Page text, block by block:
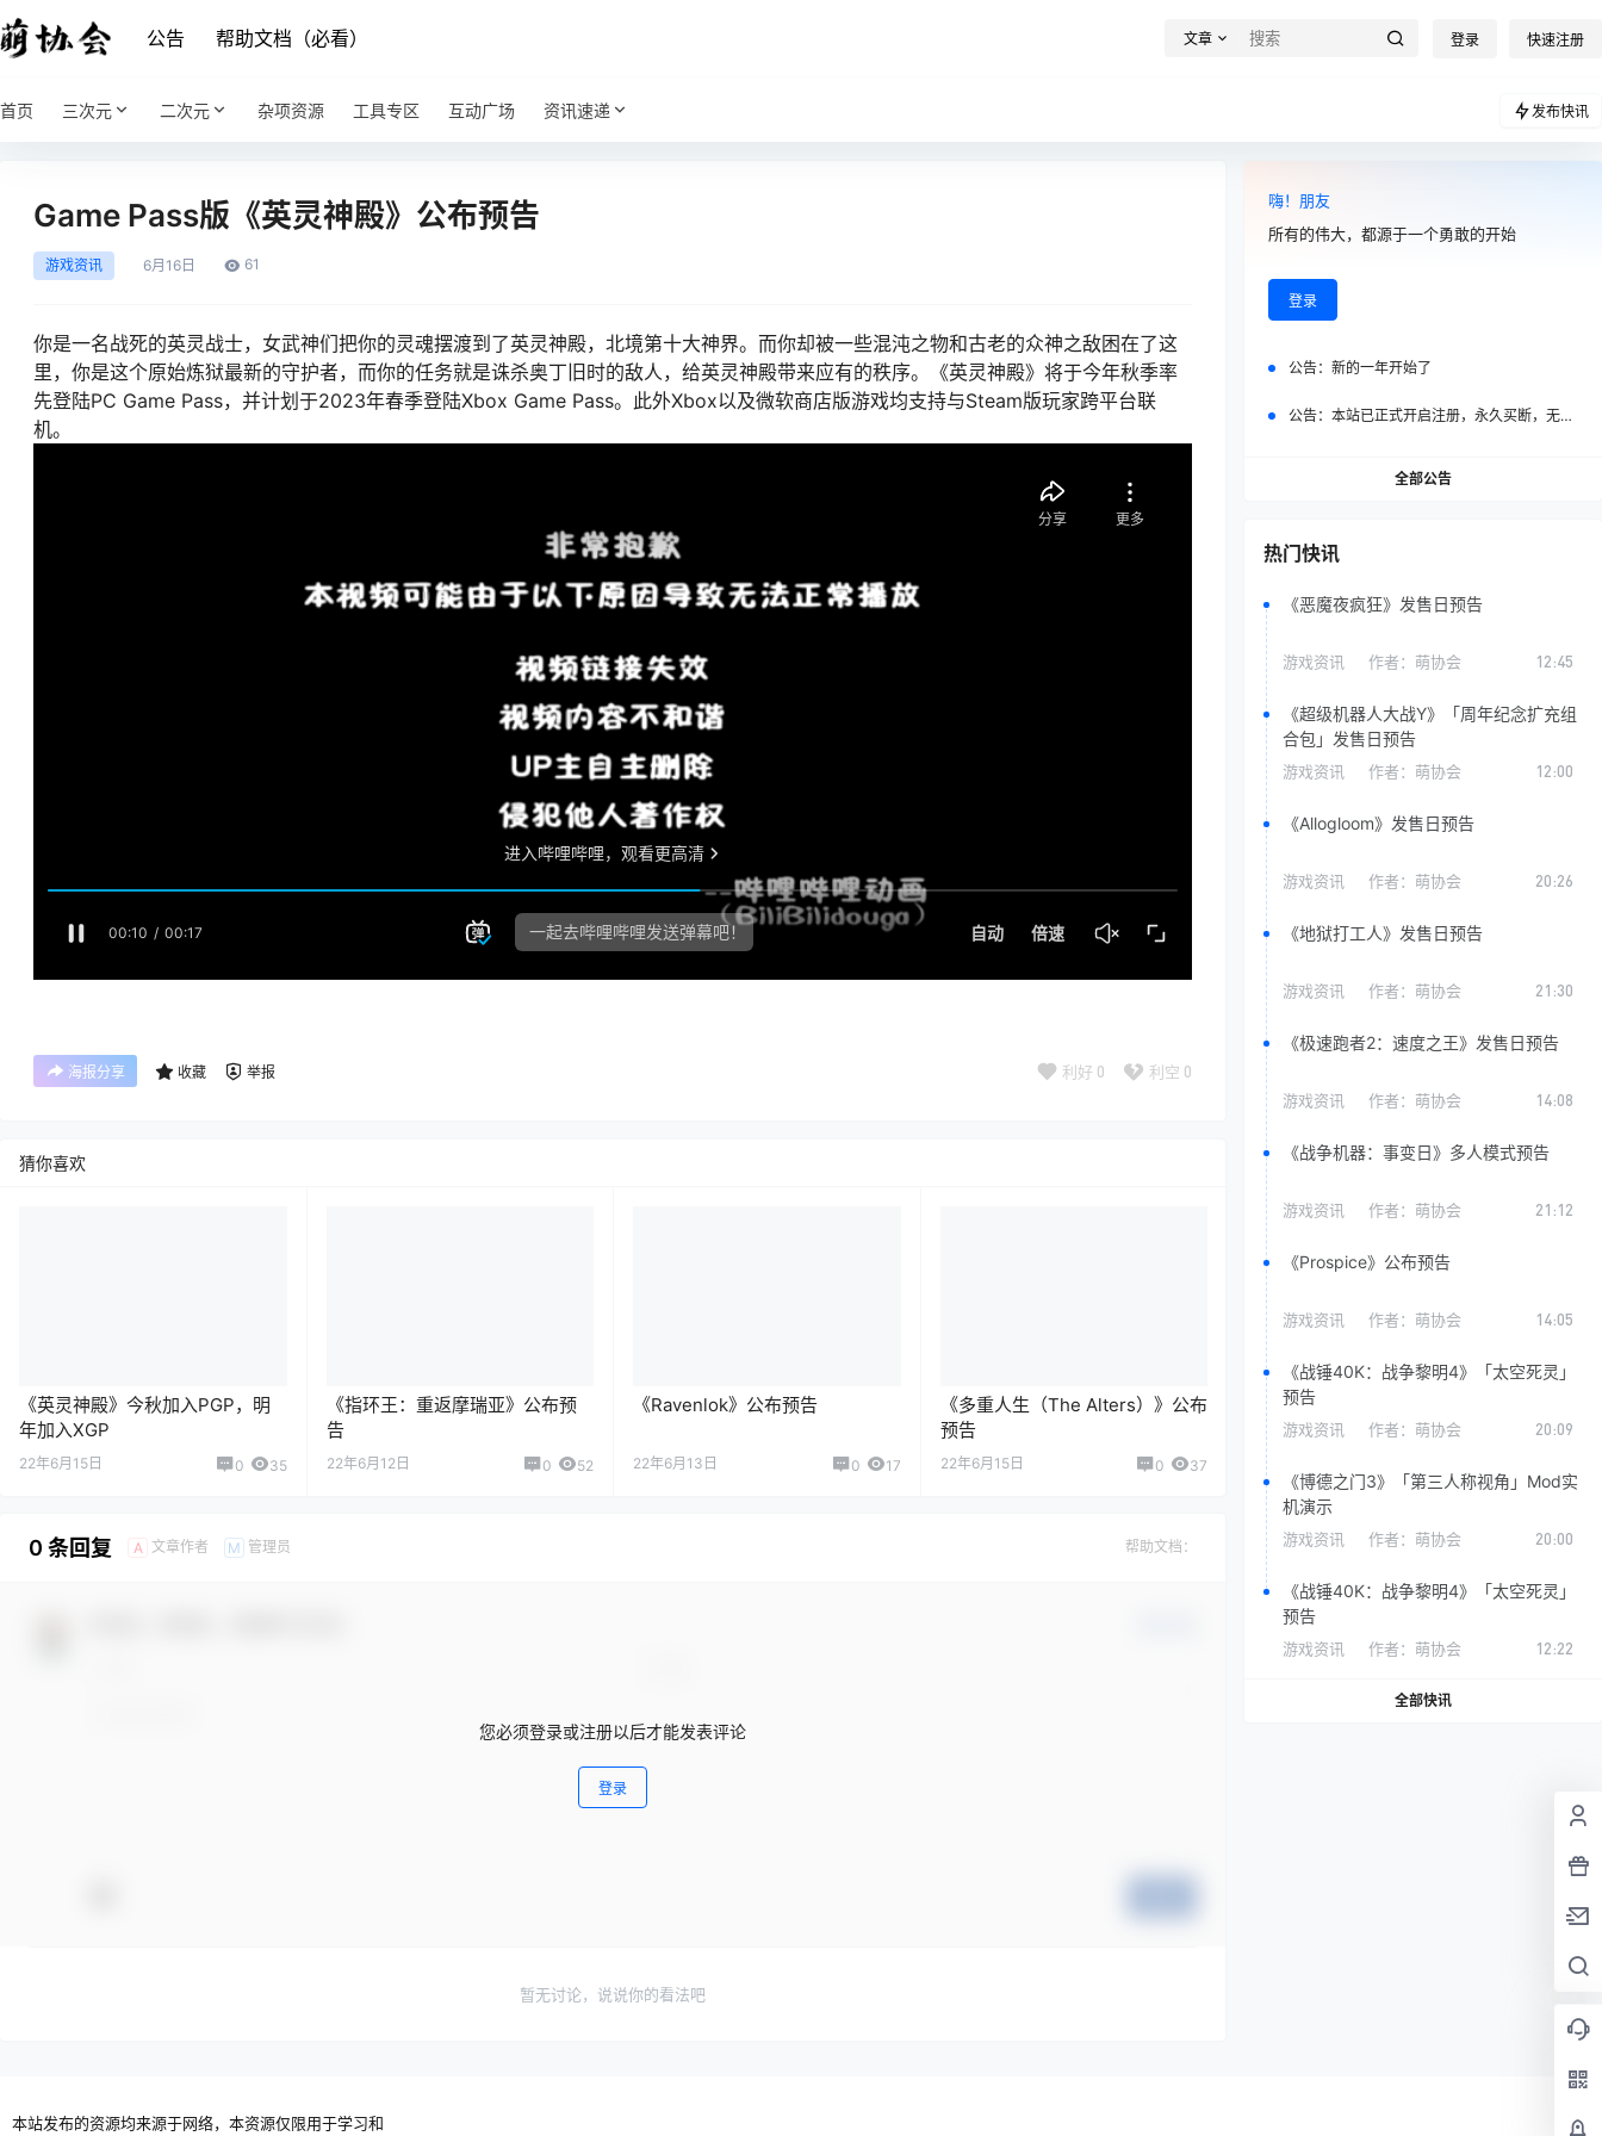
公告 帮助文档（必看） 文章 登录 快速注册
首页 三次元 二次元 杂项资源 工具专区 互动广场 资讯速递 发布快讯
Game Pass版《英灵神殿》公布预告
游戏资讯 6月 16日 61
你是一名战死的英灵战士，女武神们把你的灵魂摆渡到了英灵神殿，北境第十大神界。而你却被一些混沌之物和古老的众神之敌困在了这
里，你是这个原始炼狱最新的守护者，而你的任务就是诛杀奥丁旧时的敌人，给英灵神殿带来应有的秩序。《英灵神殿》将于今年秋季率
先登陆PC Game Pass，并计划于2023年春季登陆Xbox Game Pass。此外Xbox以及微软商店版游戏均支持与Steam版玩家跨平台联
机。
海报分享 收藏 举报 利好 0 利空 0
猜你喜欢
《英灵神殿》今秋加入PGP，明
年加入XGP
22年6月15日 0 35
《指环王：重返摩瑞亚》公布预
告
22年6月12日 0 52
《Ravenlok》公布预告
22年6月13日 0 17
《多重人生（The Alters）》公布
预告
22年6月15日 0 37
0 条回复 A 文章作者 M 管理员 帮助文档：
您必须登录或注册以后才能发表评论
登录
暂无讨论，说说你的看法吧
嗨！朋友
所有的伟大，都源于一个勇敢的开始
登录
公告： 新的一年开始了
公告： 本站已正式开启注册，永久买断，无任何二次付费
全部公告
热门快讯
《恶魔夜疯狂》发售日预告
游戏资讯 作者： 萌协会 12:45
《超级机器人大战Y》「周年纪念扩充组
合包」发售日预告
游戏资讯 作者： 萌协会 12:00
《Allogloom》发售日预告
游戏资讯 作者： 萌协会 20:26
《地狱打工人》发售日预告
游戏资讯 作者： 萌协会 21:30
《极速跑者2：速度之王》发售日预告
游戏资讯 作者： 萌协会 14:08
《战争机器：事变日》多人模式预告
游戏资讯 作者： 萌协会 21:12
《Prospice》公布预告
游戏资讯 作者： 萌协会 14:05
《战锤40K：战争黎明4》「太空死灵」
预告
游戏资讯 作者： 萌协会 20:09
《博德之门3》「第三人称视角」Mod实
机演示
游戏资讯 作者： 萌协会 20:00
《战锤40K：战争黎明4》「太空死灵」
预告
游戏资讯 作者： 萌协会 12:22
全部快讯
本站发布的资源均来源于网络，本资源仅限用于学习和